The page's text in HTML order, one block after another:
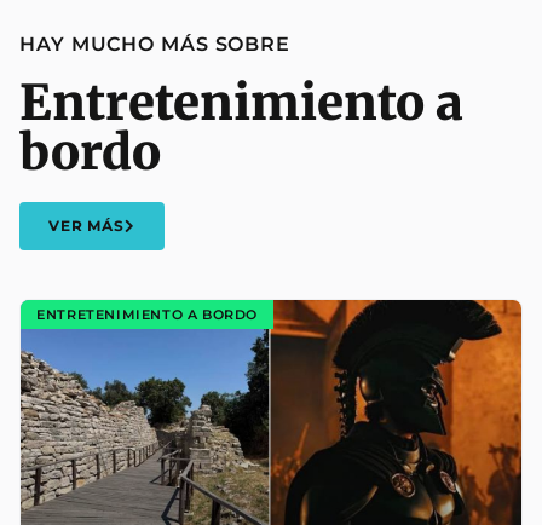
HAY MUCHO MÁS SOBRE
Entretenimiento a
bordo
VER MÁS
ENTRETENIMIENTO A BORDO